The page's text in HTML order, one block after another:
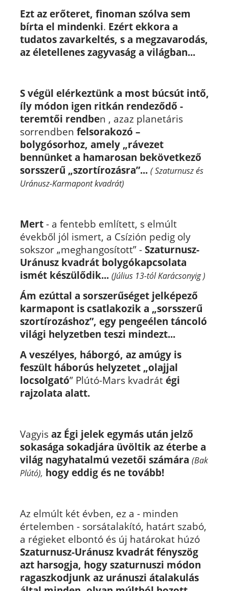
Ezt az erőteret, finoman szólva sem
bírta el mindenki. Ezért ekkora a
tudatos zavarkeltés, s a megzavarodás,
az életellenes zagyvaság a világban...
S végül elérkeztünk a most búcsút intő,
íly módon igen ritkán rendeződő -
teremtői rendben , azaz planetáris
sorrendben felsorakozó –
bolygósorhoz, amely „rávezet
bennünket a hamarosan bekövetkező
sorsszerű „szortírozásra”... ( Szaturnusz és
Uránusz-Karmapont kvadrát)
Mert - a fentebb említett, s elmúlt
évekből jól ismert, a Csízión pedig oly
sokszor „meghangosított” - Szaturnusz-
Uránusz kvadrát bolygókapcsolata
ismét készülődik... (Július 13-tól Karácsonyig )
Ám ezúttal a sorszerűséget jelképező
karmapont is csatlakozik a „sorsszerű
szortírozáshoz”, egy pengeélen táncoló
világi helyzetben teszi mindezt...
A veszélyes, háborgó, az amúgy is
feszült háborús helyzetet „olajjal
locsolgató” Plútó-Mars kvadrát égi
rajzolata alatt.
Vagyis az Égi jelek egymás után jelző
sokasága sokadjára üvöltik az éterbe a
világ nagyhatalmú vezetői számára (Bak
Plútó), hogy eddig és ne tovább!
Az elmúlt két évben, ez a - minden
értelemben - sorsátalakító, határt szabó,
a régieket elbontó és új határokat húzó
Szaturnusz-Uránusz kvadrát fényszög
azt harsogja, hogy szaturnuszi módon
ragaszkodjunk az uránuszi átalakulás